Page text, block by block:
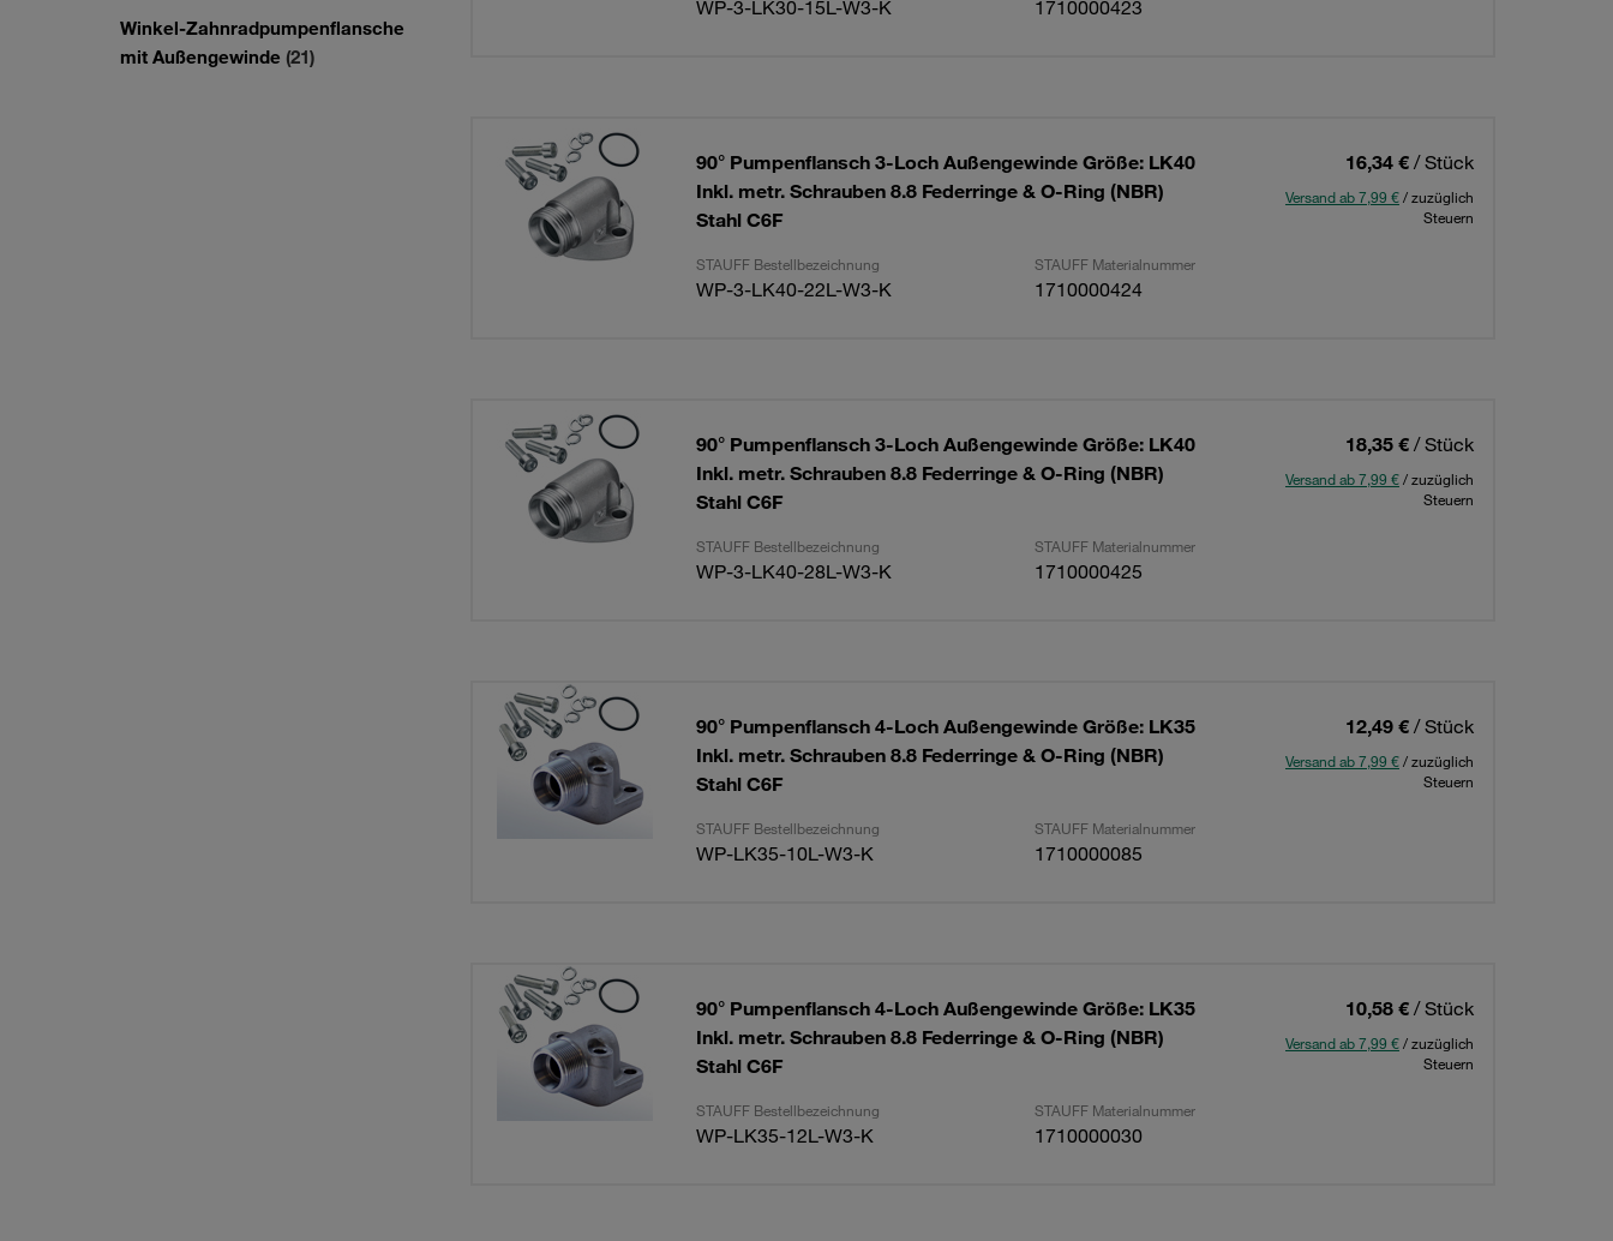
Winkel-Zahnradpumpenflansche
mit Außengewinde (21)
WP-3-LK30-15L-W3-K 1710000423
90° Pumpenflansch 3-Loch Außengewinde Größe: LK40
Inkl. metr. Schrauben 8.8 Federringe & O-Ring (NBR)
Stahl C6F
16,34 € / Stück
Versand ab 7,99 €/ zuzüglich
Steuern
STAUFF Bestellbezeichnung STAUFF Materialnummer
WP-3-LK40-22L-W3-K 1710000424
90° Pumpenflansch 3-Loch Außengewinde Größe: LK40
Inkl. metr. Schrauben 8.8 Federringe & O-Ring (NBR)
Stahl C6F
18,35 € / Stück
Versand ab 7,99 €/ zuzüglich
Steuern
STAUFF Bestellbezeichnung STAUFF Materialnummer
WP-3-LK40-28L-W3-K 1710000425
90° Pumpenflansch 4-Loch Außengewinde Größe: LK35
Inkl. metr. Schrauben 8.8 Federringe & O-Ring (NBR)
Stahl C6F
12,49 € / Stück
Versand ab 7,99 €/ zuzüglich
Steuern
STAUFF Bestellbezeichnung STAUFF Materialnummer
WP-LK35-10L-W3-K 1710000085
90° Pumpenflansch 4-Loch Außengewinde Größe: LK35
Inkl. metr. Schrauben 8.8 Federringe & O-Ring (NBR)
Stahl C6F
10,58 € / Stück
Versand ab 7,99 €/ zuzüglich
Steuern
STAUFF Bestellbezeichnung STAUFF Materialnummer
WP-LK35-12L-W3-K 1710000030